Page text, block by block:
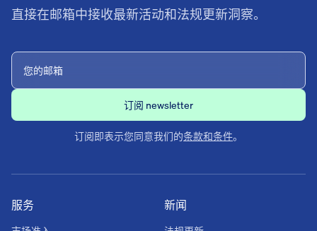
直接在邮箱中接收最新活动和法规更新洞察。
订阅即表示您同意我们的条款和条件。
新闻
服务